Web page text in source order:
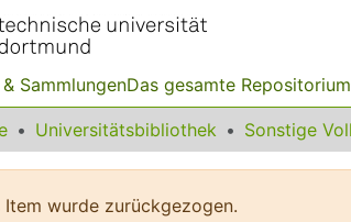
SammlungenDas gesamte Repositorium
Universitätsbibliothek
Item wurde zurückgezogen.